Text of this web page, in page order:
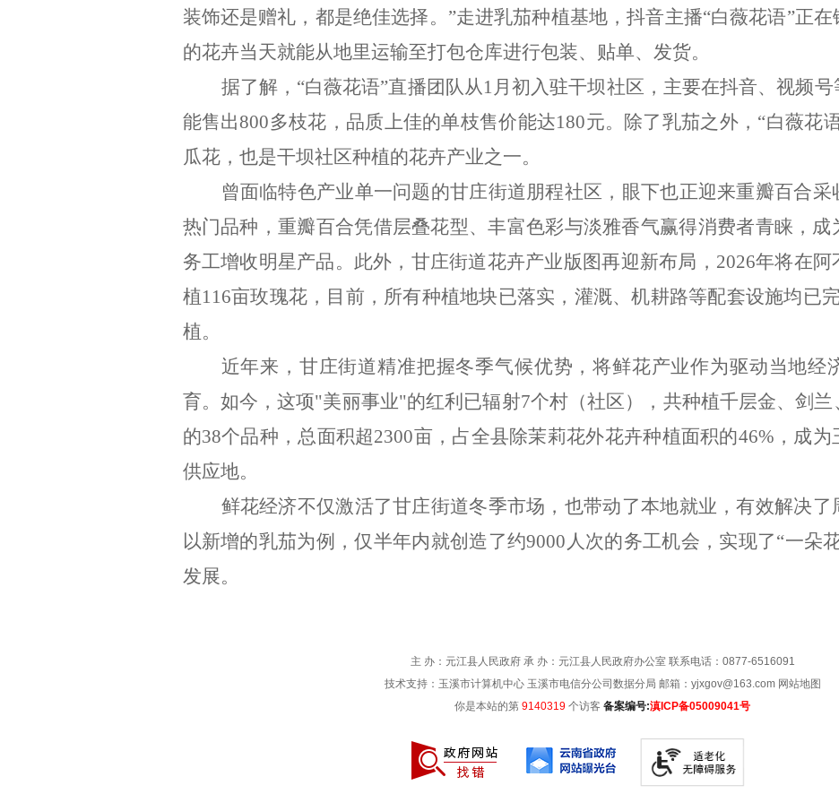
装饰还是赠礼，都是绝佳选择。 ”走进乳茄种植基地，抖音主播“白薇花语”正在
的花卉当天就能从地里运输至打包仓库进行包装、贴单、发货。
据了解， “白薇花语”直播团队从1 月初入驻干坝社区，主要在抖音、视频
能售出800多枝花，品质上佳的单枝售价能达180元。除了乳茄之外， “白薇花
瓜花，也是干坝社区种植的花卉产业之一。
曾面临特色产业单一问题的甘庄街道朋程社区，眼下也正迎来重瓣百合
热门品种，重瓣百合凭借层叠花型、丰富色彩与淡雅香气赢得消费者青睐，成
务工增收明星产品。此外，甘庄街道花卉产业版图再迎新布局， 2026年将在阿
植116亩玫瑰花，目前，所有种植地块已落实，灌溉、机耕路等配套设施均已
植。
近年来，甘庄街道精准把握冬季气候优势，将鲜花产业作为驱动当地经
育。如今，这项"美丽事业"的红利已辐射7个村（社区），共种植千层金、剑
的38个品种，总面积超2300亩，占全县除茉莉花外花卉种植面积的46% ，成
供应地。
鲜花经济不仅激活了甘庄街道冬季市场，也带动了本地就业，有效解决了
以新增的乳茄为例，仅半年内就创造了约9000 人次的务工机会，实现了“一朵
发展。
主 办：元江县人民政府 承 办：元江县人民政府办公室 联系电话：0877-6516091
技术支持：玉溪市计算机中心 玉溪市电信分公司数据分局 邮箱：yjxgov@163.com 网站地图
你是本站的第 9140319 个访客 备案编号:滇ICP备05009041号